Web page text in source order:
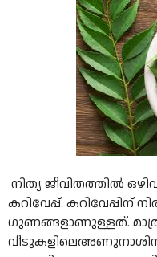
നിത്യ ജീവിതത്തിൽ
കറിവേപ്പ്. കറിവേപ്പിന്
ഗുണങ്ങളാണുള്ളത്.